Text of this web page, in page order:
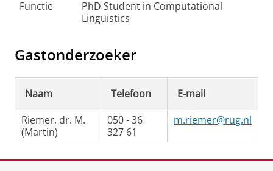
Functie
PhD Student in Computational
Linguistics
Gastonderzoeker
Naam Telefoon
E-mail
Riemer, dr. M.
(Martin)
050 - 36
327 61
m.riemer@rug.nl